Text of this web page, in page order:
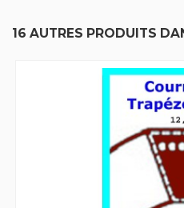
16 AUTRES PRODUITS